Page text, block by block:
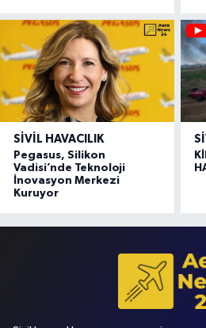
SIVIL HAVACILIK
Pegasus, Silikon
Vadisi’nde Teknoloji
İnovasyon Merkezi
Kuruyor